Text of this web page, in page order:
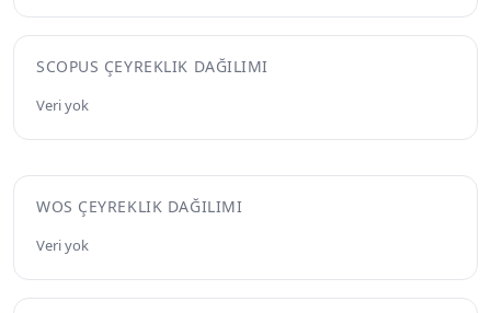
SCOPUS ÇEYREKLIK DAĞILIMI
Veri yok
WOS ÇEYREKLIK DAĞILIMI
Veri yok